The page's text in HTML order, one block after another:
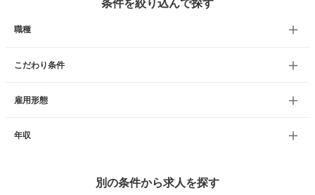
条件を絞り込んで探す
職種
こだわり条件
雇用形態
年収
別の条件から求人を探す